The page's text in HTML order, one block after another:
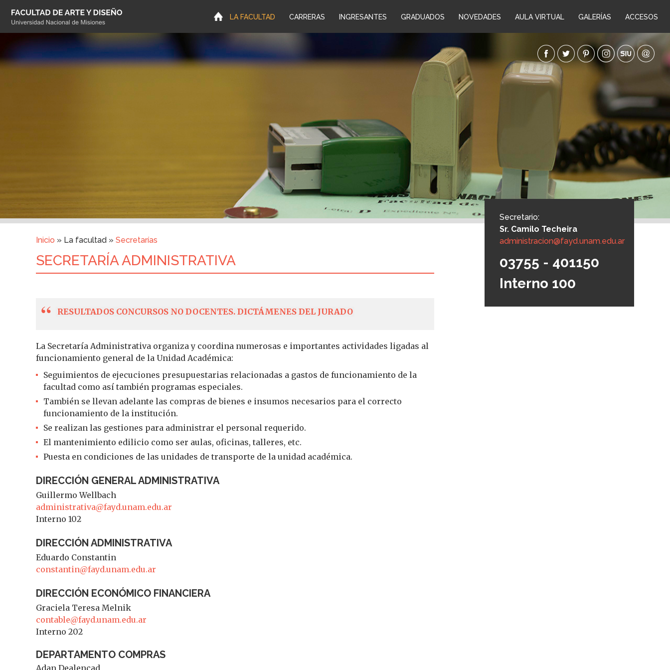
contenido
LA FACULTAD CARRERAS INGRESANTES GRADUADOS NOVEDADES AULA VIRTUAL GALERÍAS ACCESOS
Usted está aquí
Inicio » La facultad » Secretarías
Secretario:
Sr. Camilo Techeira
administracion@fayd.unam.edu.ar
03755 - 401150
Interno 100
SECRETARÍA ADMINISTRATIVA
RESULTADOS CONCURSOS NO DOCENTES. DICTÁMENES DEL JURADO
La Secretaría Administrativa organiza y coordina numerosas e importantes actividades ligadas al
funcionamiento general de la Unidad Académica:
Seguimientos de ejecuciones presupuestarias relacionadas a gastos de funcionamiento de la
facultad como así también programas especiales.
También se llevan adelante las compras de bienes e insumos necesarios para el correcto
funcionamiento de la institución.
Se realizan las gestiones para administrar el personal requerido.
El mantenimiento edilicio como ser aulas, oficinas, talleres, etc.
Puesta en condiciones de las unidades de transporte de la unidad académica.
DIRECCIÓN GENERAL ADMINISTRATIVA
Guillermo Wellbach
administrativa@fayd.unam.edu.ar
Interno 102
DIRECCIÓN ADMINISTRATIVA
Eduardo Constantin
constantin@fayd.unam.edu.ar
DIRECCIÓN ECONÓMICO FINANCIERA
Graciela Teresa Melnik
contable@fayd.unam.edu.ar
Interno 202
DEPARTAMENTO COMPRAS
Adan Dealencad